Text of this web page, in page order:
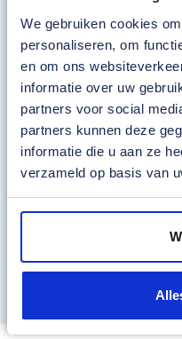
We gebruiken cookies
personaliseren, om
en om ons
informatie over uw
partners voor social
partners kunnen deze
informatie die u aan ze
verzameld op basis van